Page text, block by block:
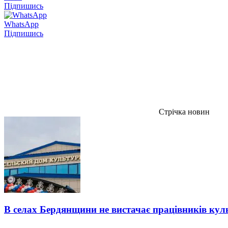
Підпишись
WhatsApp
Підпишись
Стрічка новин
В селах Бердянщини не вистачає працівників